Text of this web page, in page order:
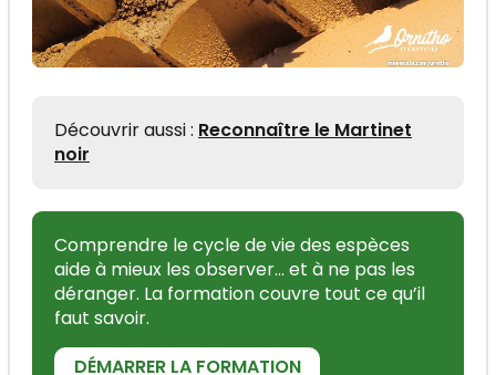
Découvrir aussi : Reconnaître le Martinet
noir
Comprendre le cycle de vie des espèces
aide à mieux les observer... et à ne pas les
déranger. La formation couvre tout ce qu’il
faut savoir.
DÉMARRER LA FORMATION